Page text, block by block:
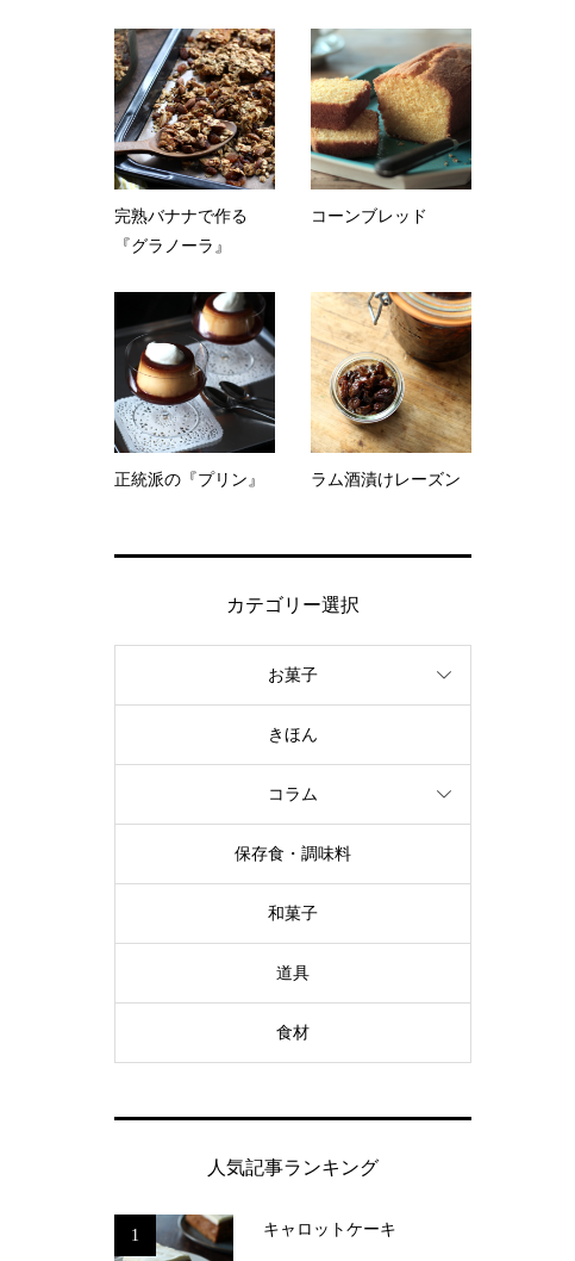
完熟バナナで作る
『グラノーラ』
コーンブレッド
正統派の『プリン』 ラム酒漬けレーズン
カテゴリー選択
お菓子
きほん
コラム
保存食・調味料
和菓子
道具
食材
人気記事ランキング
1 キャロットケーキ